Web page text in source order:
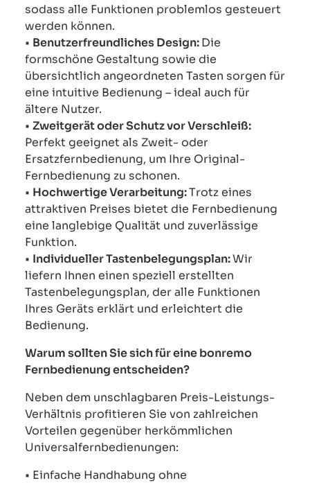
sodass alle Funktionen problemlos gesteuert
werden können.
• Benutzerfreundliches Design:Die
formschöne Gestaltung sowie die
übersichtlich angeordneten Tasten sorgen für
eine intuitive Bedienung – ideal auch für
ältere Nutzer.
• Zweitgerät oder Schutz vor Verschleiß:
Perfekt geeignet als Zweit- oder
Ersatzfernbedienung, um Ihre Original-
Fernbedienung zu schonen.
• Hochwertige Verarbeitung:Trotz eines
attraktiven Preises bietet die Fernbedienung
eine langlebige Qualität und zuverlässige
Funktion.
• Individueller Tastenbelegungsplan:Wir
liefern Ihnen einen speziell erstellten
Tastenbelegungsplan, der alle Funktionen
Ihres Geräts erklärt und erleichtert die
Bedienung.
Warum sollten Sie sich für eine bonremo
Fernbedienung entscheiden?
Neben dem unschlagbaren Preis-Leistungs-
Verhältnis profitieren Sie von zahlreichen
Vorteilen gegenüber herkömmlichen
Universalfernbedienungen:
• Einfache Handhabung ohne